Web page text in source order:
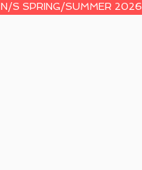
N/S SPRING/SUMMER 2026